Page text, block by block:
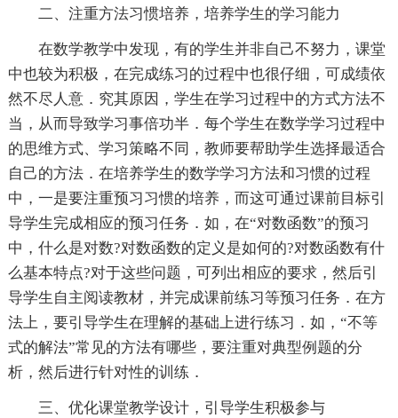
二、注重方法习惯培养，培养学生的学习能力
在数学教学中发现，有的学生并非自己不努力，课堂
中也较为积极，在完成练习的过程中也很仔细，可成绩依
然不尽人意．究其原因，学生在学习过程中的方式方法不
当，从而导致学习事倍功半．每个学生在数学学习过程中
的思维方式、学习策略不同，教师要帮助学生选择最适合
自己的方法．在培养学生的数学学习方法和习惯的过程
中，一是要注重预习习惯的培养，而这可通过课前目标引
导学生完成相应的预习任务．如，在“对数函数”的预习
中，什么是对数?对数函数的定义是如何的?对数函数有什
么基本特点?对于这些问题，可列出相应的要求，然后引
导学生自主阅读教材，并完成课前练习等预习任务．在方
法上，要引导学生在理解的基础上进行练习．如，“不等
式的解法”常见的方法有哪些，要注重对典型例题的分
析，然后进行针对性的训练．
三、优化课堂教学设计，引导学生积极参与